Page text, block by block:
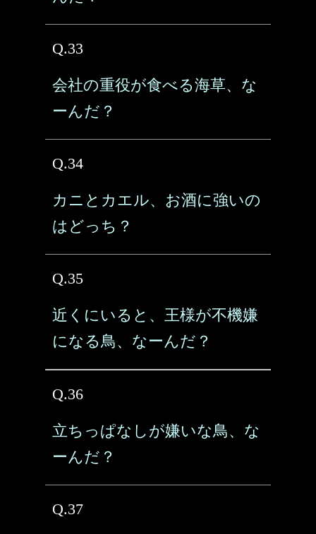
Q.33
会社の重役が食べる海草、な
ーんだ？
Q.34
カニとカエル、お酒に強いの
はどっち？
Q.35
近くにいると、王様が不機嫌
になる鳥、なーんだ？
Q.36
立ちっぱなしが嫌いな鳥、な
ーんだ？
Q.37